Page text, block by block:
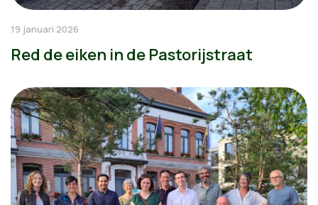
19 januari 2026
Red de eiken in de Pastorijstraat